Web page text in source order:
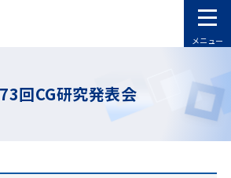
メニュー
回CG研究発表会